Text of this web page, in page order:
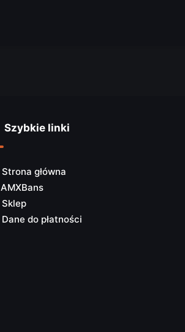
Szybkie linki
Strona główna
AMXBans
Sklep
Dane do płatności